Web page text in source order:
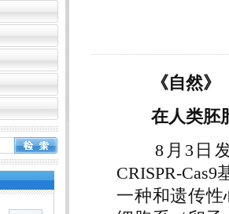
《自然》
在人类胚
8月3日发
CRISPR-
一种和遗传